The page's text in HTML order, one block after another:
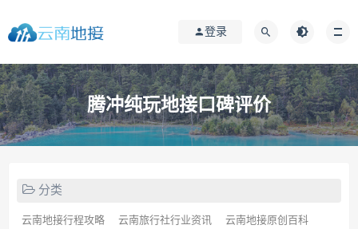
登录
腾冲纯玩地接口碑评价
分类
云南地接行程攻略 云南旅行社行业资讯 云南地接原创百科